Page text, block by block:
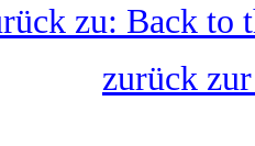
zu: Back to
zurück